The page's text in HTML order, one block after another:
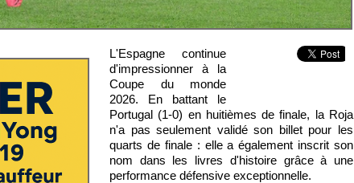
L'Espagne continue
d'impressionner à la
Coupe du monde
2026. En battant le
Portugal (1-0) en huitièmes de finale, la Roja
n'a pas seulement validé son billet pour les
quarts de finale : elle a également inscrit son
nom dans les livres d'histoire grâce à une
performance défensive exceptionnelle.